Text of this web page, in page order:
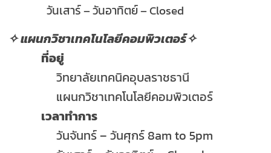
วันเสาร์ – วันอาทิตย์ – Closed
✧ แผนกวิชาเทคโนโลยีคอมพิวเตอร์✧
ที่อยู่
วิทยาลัยเทคนิคอุบลราชธานี
แผนกวิชาเทคโนโลยีคอมพิวเตอร์
เวลาทำการ
วันจันทร์ – วันศุกร์ 8am to 5pm